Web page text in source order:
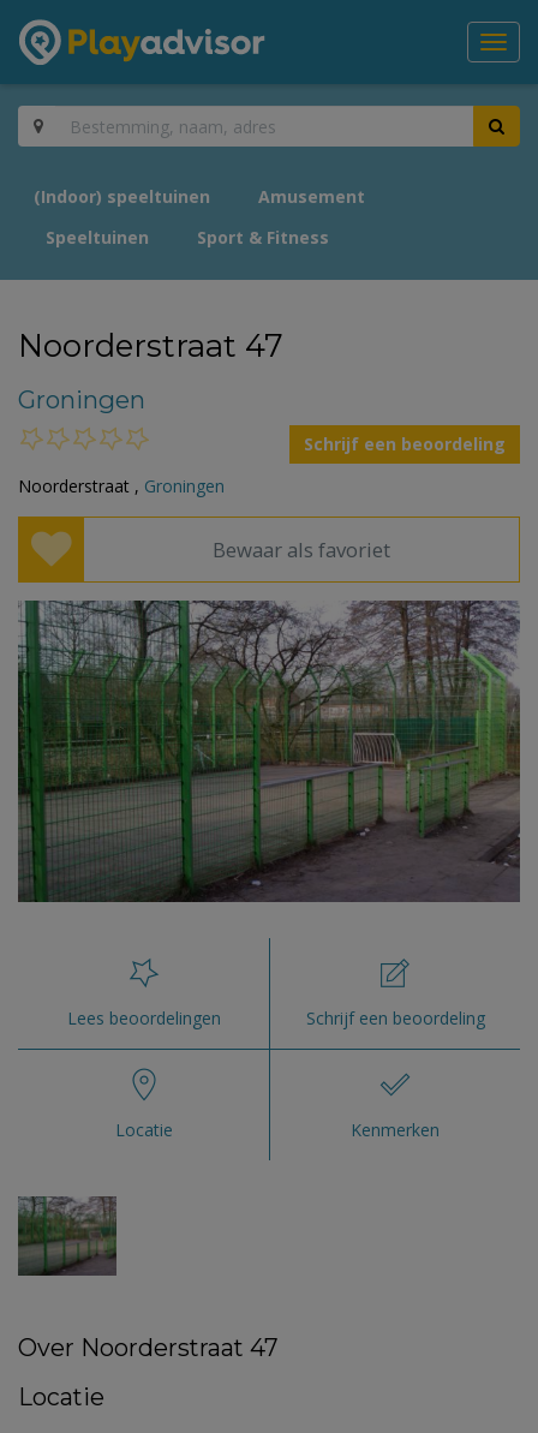
(Indoor) speeltuinen
Amusement
Speeltuinen
Sport & Fitness
Noorderstraat 47
Groningen
Schrijf een beoordeling
Noorderstraat , Groningen
Bewaar als favoriet
Lees beoordelingen Schrijf een beoordeling
Locatie Kenmerken
Over Noorderstraat 47
Locatie